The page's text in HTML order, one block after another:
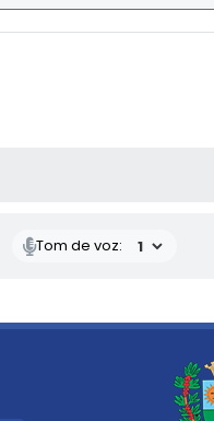
Tom de voz: